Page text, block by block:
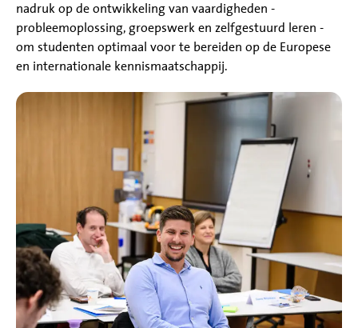
nadruk op de ontwikkeling van vaardigheden -
probleemoplossing, groepswerk en zelfgestuurd leren -
om studenten optimaal voor te bereiden op de Europese
en internationale kennismaatschappij.